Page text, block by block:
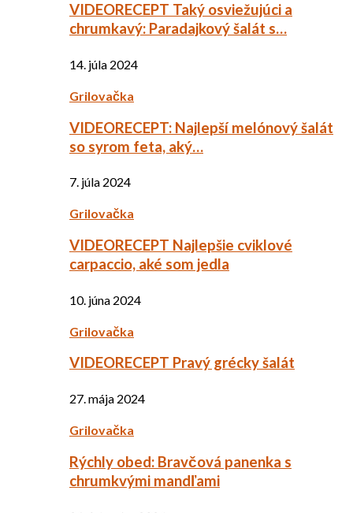
VIDEORECEPT Taký osviežujúci a
chrumkavý: Paradajkový šalát s…
14. júla 2024
Grilovačka
VIDEORECEPT: Najlepší melónový šalát
so syrom feta, aký…
7. júla 2024
Grilovačka
VIDEORECEPT Najlepšie cviklové
carpaccio, aké som jedla
10. júna 2024
Grilovačka
VIDEORECEPT Pravý grécky šalát
27. mája 2024
Grilovačka
Rýchly obed: Bravčová panenka s
chrumkvými mandľami